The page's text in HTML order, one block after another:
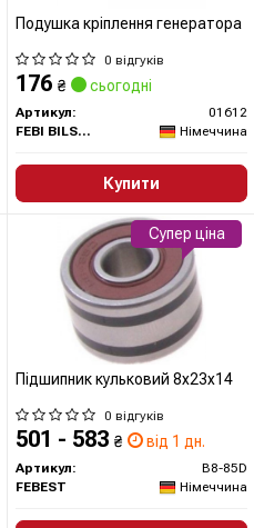
Подушка кріплення генератора
0 відгуків
176 ₴ сьогодні
Артикул:
01612
FEBI BILSTEIN
Німеччина
Купити
Підшипник кульковий 8x23x14
0 відгуків
501 - 583 ₴ від 1 дн.
Артикул:
B8-85D
FEBEST
Німеччина
Супер ціна